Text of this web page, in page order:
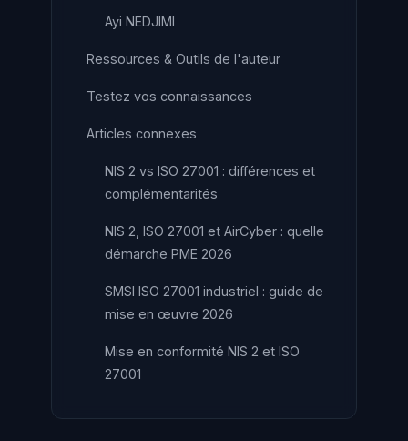
Ayi NEDJIMI
Ressources & Outils de l'auteur
Testez vos connaissances
Articles connexes
NIS 2 vs ISO 27001 : différences et
complémentarités
NIS 2, ISO 27001 et AirCyber : quelle
démarche PME 2026
SMSI ISO 27001 industriel : guide de
mise en œuvre 2026
Mise en conformité NIS 2 et ISO
27001